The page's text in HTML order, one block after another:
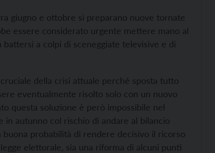
giugno e ottobre si preparano nuove tornate
essere considerato urgente mettere mano al
a colpi di sceneggiate televisive e di
della crisi attuale perché sposta tutto
eventualmente risolto solo con un nuovo
questa soluzione è però impossibile nel
autunno col rischio di andare al bilancio
probabilità di rendere decisivo il ricorso
elettorale, sia una riforma di alcuni punti